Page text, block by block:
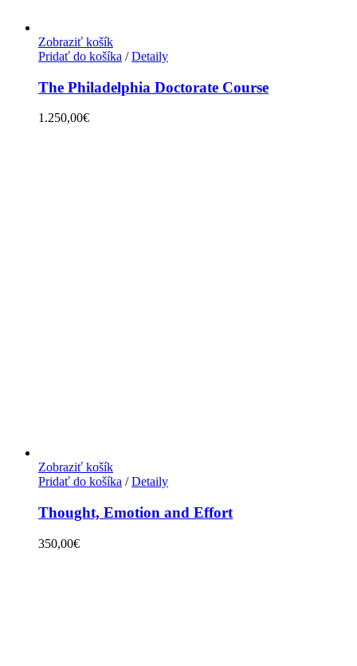
Zobraziť košík
Pridať do košíka / Detaily
The Philadelphia Doctorate Course
1.250,00€
Zobraziť košík
Pridať do košíka / Detaily
Thought, Emotion and Effort
350,00€